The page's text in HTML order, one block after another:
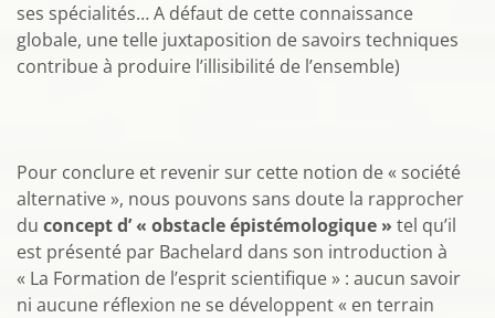
ses spécialités… A défaut de cette connaissance
globale, une telle juxtaposition de savoirs techniques
contribue à produire l’illisibilité de l’ensemble)
Pour conclure et revenir sur cette notion de « société
alternative », nous pouvons sans doute la rapprocher
du concept d’ « obstacle épistémologique » tel qu’il
est présenté par Bachelard dans son introduction à
« La Formation de l’esprit scientifique » : aucun savoir
ni aucune réflexion ne se développent « en terrain